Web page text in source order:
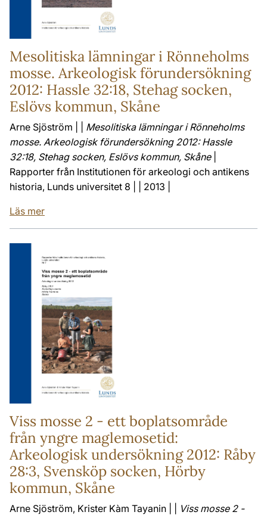
Mesolitiska lämningar i Rönneholms
mosse. Arkeologisk förundersökning
2012: Hassle 32:18, Stehag socken,
Eslövs kommun, Skåne
Arne Sjöström | | Mesolitiska lämningar i Rönneholms
mosse. Arkeologisk förundersökning 2012: Hassle
32:18, Stehag socken, Eslövs kommun, Skåne|
Rapporter från Institutionen för arkeologi och antikens
historia, Lunds universitet 8 | | 2013 |
Läs mer
Viss mosse 2 - ett boplatsområde
från yngre maglemosetid:
Arkeologisk undersökning 2012: Råby
28:3, Svensköp socken, Hörby
kommun, Skåne
Arne Sjöström, Krister Kàm Tayanin | |
Viss mosse 2 -